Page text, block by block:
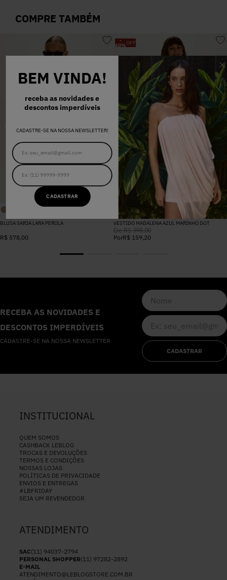
BEM VINDA!
receba as novidades e
descontos imperdíveis
CADASTRE-SE NA NOSSA NEWSLETTER!
CADASTRAR
COMPRE TAMBÉM
BLUSA SARJA LARA PEROLA
R$ 578,00
-
60%OFF
VESTIDO MADALENA AZUL MARINHO DOT
De R$ 398,00
PorR$ 159,20
RECEBA AS NOVIDADES E
DESCONTOS IMPERDÍVEIS
CADASTRE-SE NA NOSSA NEWSLETTER
CADASTRAR
INSTITUCIONAL
QUEM SOMOS
CASHBACK LEBLOG
TROCAS E DEVOLUÇÕES
TERMOS E CONDIÇÕES
NOSSAS LOJAS
POLÍTICAS DE PRIVACIDADE
ENVIOS E ENTREGAS
#LBFRIDAY
SEJA UM REVENDEDOR
ATENDIMENTO
SAC(11) 94037-2794
PERSONAL SHOPPER(11) 97282-2892
E-MAIL
ATENDIMENTO@LEBLOGSTORE.COM.BR